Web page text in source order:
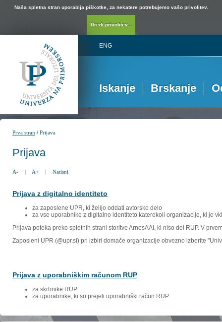
Naša spletna stran uporablja piškotke, za nekatere potrebujemo vašo privolitev.
Uredi privolitev...
ENG
Iskanje Brskanje
Prva stran /Prijava
Prijava
A- | A+ | Natisni
Prijava z digitalno identiteto
za zaposlene UPR, ki želijo oddati avtorsko delo
za vse uporabnike z digitalno identiteto katerekoli organizacije, ki je
Prijava poteka preko spletnih strani storitve ArnesAAI, ki niso del RUP. V
Zaposleni UPR (@upr.si) pri izbiri domače organizacije obvezno izberite
Prijava z uporabniškim računom RUP
za skrbnike RUP
za uporabnike, ki so prejeli uporabniški račun RUP